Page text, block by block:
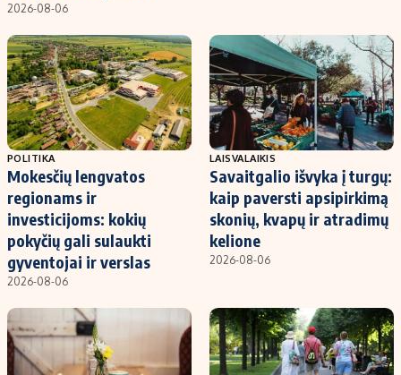
2026-08-06
POLITIKA
Mokesčių lengvatos
regionams ir
investicijoms: kokių
pokyčių gali sulaukti
gyventojai ir verslas
2026-08-06
LAISVALAIKIS
Savaitgalio išvyka į turgų:
kaip paversti apsipirkimą
skonių, kvapų ir atradimų
kelione
2026-08-06